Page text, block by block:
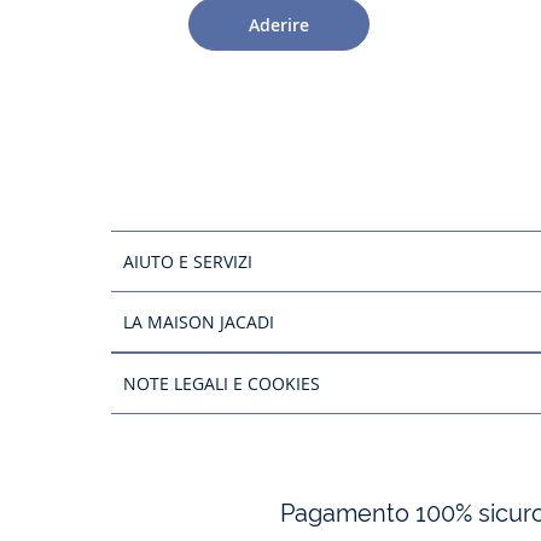
Aderire
AIUTO E SERVIZI
LA MAISON JACADI
NOTE LEGALI E COOKIES
Pagamento 100%